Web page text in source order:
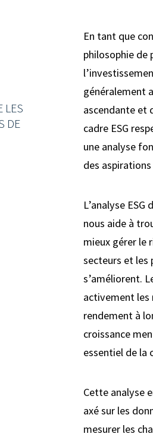
LES
DE
En tant que
philosophie de
généralement
ascendante et
cadre ESG
une analyse
des
L’analyse
nous aide à
mieux gérer le
secteurs et les
s’améliorent.
activement les
rendement à
croissance
essentiel de la
Cette analyse
axé sur les
mesurer les